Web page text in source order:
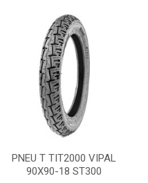
PNEU T TIT2000 VIPAL
90X90-18 ST300